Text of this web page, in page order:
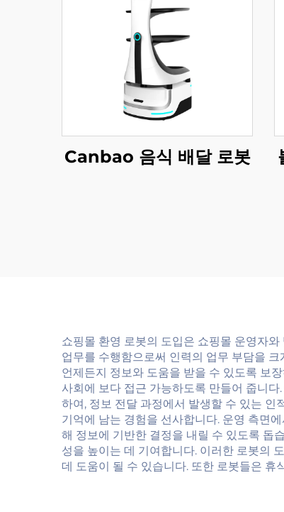
Canbao 음식 배달 로봇
쇼핑몰 환영 로봇의 도입은 쇼핑몰 운영자
업무를 수행함으로써 인력의 업무 부담을
언제든지 정보와 도움을 받을 수 있도록 보
사회에 보다 접근 가능하도록 만들어 줍니
하여, 정보 전달 과정에서 발생할 수 있는
기억에 남는 경험을 선사합니다. 운영 측면
해 정보에 기반한 결정을 내릴 수 있도록 돕
성을 높이는 데 기여합니다. 이러한 로봇의
데 도움이 될 수 있습니다. 또한 로봇들은